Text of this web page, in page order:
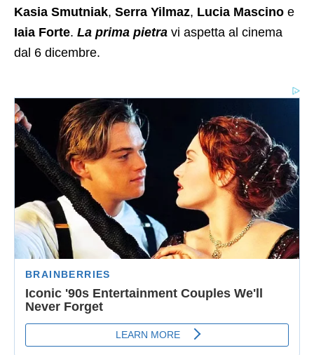
Kasia Smutniak, Serra Yilmaz, Lucia Mascino e
Iaia Forte. La prima pietra vi aspetta al cinema
dal 6 dicembre.